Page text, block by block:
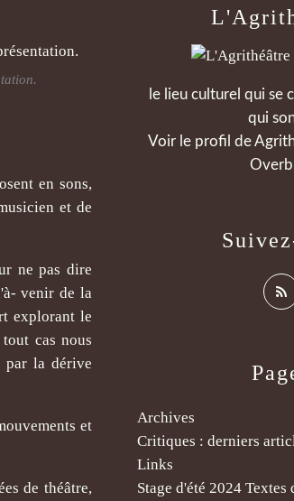
en sons,
et de
ne pas dire
venir de la
explorant le
cas nous
par la dérive
et
de théâtre,
Archives
Critiques : derniers
Links
Stage d'été 2024 Textes
le lieu culturel qui se
qui
Voir le profil de